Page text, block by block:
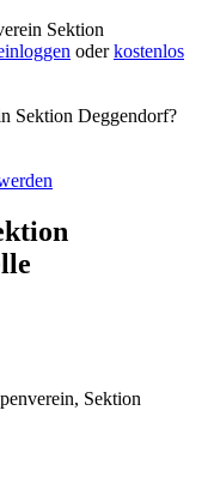
Sektion
oderkostenlos
Sektion Deggendorf?
Sektion